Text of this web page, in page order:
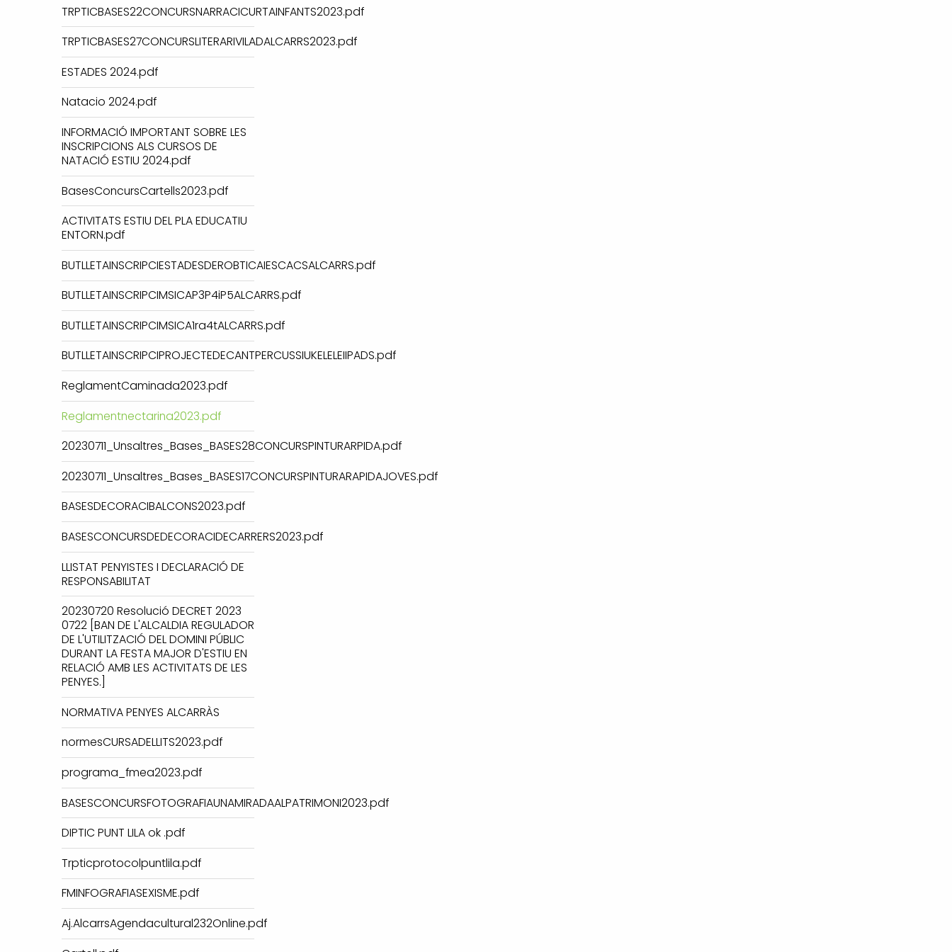
TRPTICBASES22CONCURSNARRACICURTAINFANTS2023.pdf
TRPTICBASES27CONCURSLITERARIVILADALCARRS2023.pdf
ESTADES 2024.pdf
Natacio 2024.pdf
INFORMACIÓ IMPORTANT SOBRE LES
INSCRIPCIONS ALS CURSOS DE
NATACIÓ ESTIU 2024.pdf
BasesConcursCartells2023.pdf
ACTIVITATS ESTIU DEL PLA EDUCATIU
ENTORN.pdf
BUTLLETAINSCRIPCIESTADESDEROBTICAIESCACSALCARRS.pdf
BUTLLETAINSCRIPCIMSICAP3P4iP5ALCARRS.pdf
BUTLLETAINSCRIPCIMSICA1ra4tALCARRS.pdf
BUTLLETAINSCRIPCIPROJECTEDECANTPERCUSSIUKELELEIIPADS.pdf
ReglamentCaminada2023.pdf
Reglamentnectarina2023.pdf
20230711_Unsaltres_Bases_BASES28CONCURSPINTURARPIDA.pdf
20230711_Unsaltres_Bases_BASES17CONCURSPINTURARAPIDAJOVES.pdf
BASESDECORACIBALCONS2023.pdf
BASESCONCURSDEDECORACIDECARRERS2023.pdf
LLISTAT PENYISTES I DECLARACIÓ DE
RESPONSABILITAT
20230720 Resolució DECRET 2023
0722 [BAN DE L'ALCALDIA REGULADOR
DE L'UTILITZACIÓ DEL DOMINI PÚBLIC
DURANT LA FESTA MAJOR D'ESTIU EN
RELACIÓ AMB LES ACTIVITATS DE LES
PENYES.]
NORMATIVA PENYES ALCARRÀS
normesCURSADELLITS2023.pdf
programa_fmea2023.pdf
BASESCONCURSFOTOGRAFIAUNAMIRADAALPATRIMONI2023.pdf
DIPTIC PUNT LILA ok .pdf
Trpticprotocolpuntlila.pdf
FMINFOGRAFIASEXISME.pdf
Aj.AlcarrsAgendacultural232Online.pdf